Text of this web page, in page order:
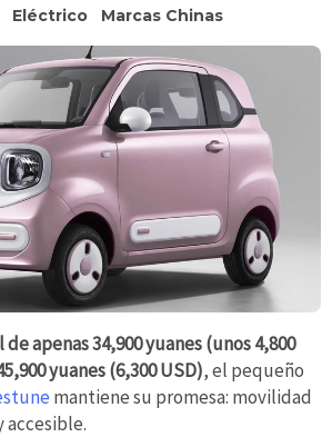
Eléctrico Marcas Chinas
apenas 34,900 yuanes (unos 4,800
yuanes (6,300 USD), el pequeño
mantiene su promesa: movilidad